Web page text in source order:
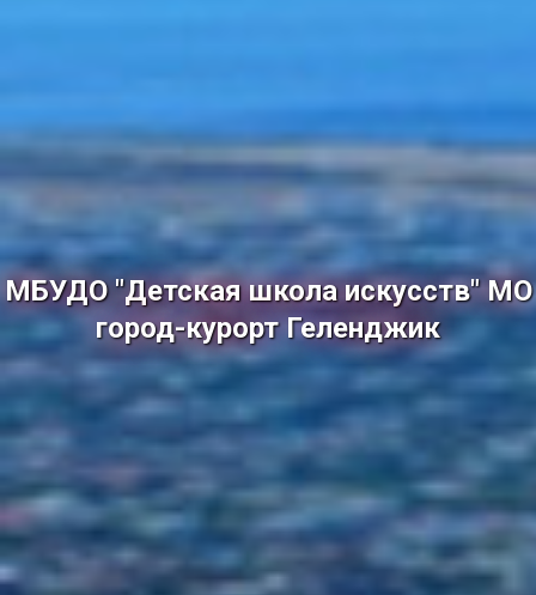
МБУДО "Детская школа искусств" МО
город-курорт Геленджик